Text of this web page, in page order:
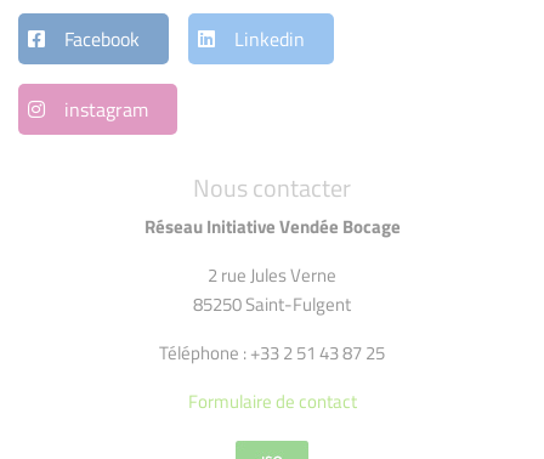
Nous contacter
Réseau Initiative Vendée Bocage
2 rue Jules Verne
85250 Saint-Fulgent
Téléphone : +33 2 51 43 87 25
Formulaire de contact
Facebook Linkedin
instagram